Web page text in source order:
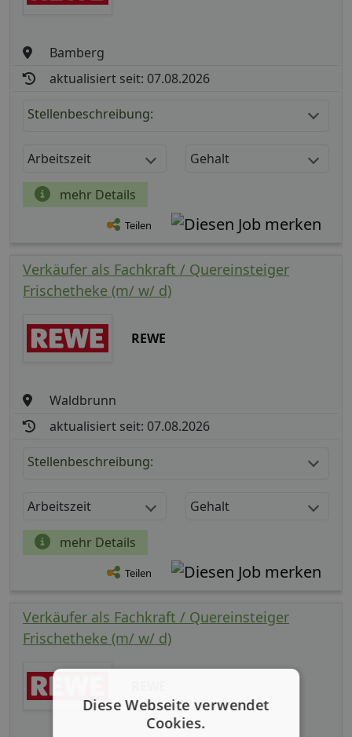
Bamberg
aktualisiert seit: 07.08.2026
Stellenbeschreibung:
Arbeitszeit Gehalt
mehr Details
Teilen
Verkäufer als Fachkraft / Quereinsteiger
Frischetheke (m/ w/ d)
REWE
Waldbrunn
aktualisiert seit: 07.08.2026
Stellenbeschreibung:
Arbeitszeit Gehalt
mehr Details
Teilen
Verkäufer als Fachkraft / Quereinsteiger
Frischetheke (m/ w/ d)
Diese Webseite verwendet
Cookies.